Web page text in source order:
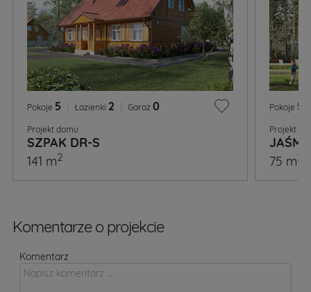
Pokoje 5 Łazienki 2 Garaż 0
Projekt domu
SZPAK DR-S
141 m2
Pokoje 5
Projekt
75 m2
Komentarze o projekcie
Komentarz